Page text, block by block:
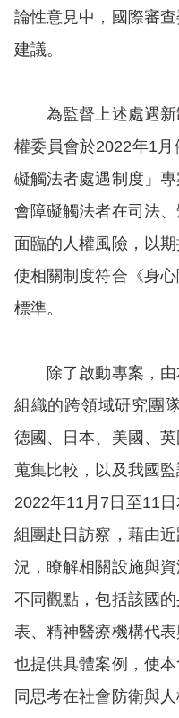
務
核
公
約
情
申
訴
料
庫
礙
快
捷
請
選
論性意見中，國際審
建議。
為監督上述處遇新
權委員會於2022年1
礙觸法者處遇制度」
會障礙觸法者在司法
面臨的人權風險，以
使相關制度符合《身
標準。
除了啟動專案，由
組織的跨領域研究團
德國、日本、美國、
蒐集比較，以及我國監
2022年11月7日至11
組團赴日訪察，藉由
況，瞭解相關設施與
不同觀點，包括該國
表、精神醫療機構代
也提供具體案例，使
同思考在社會防衛與